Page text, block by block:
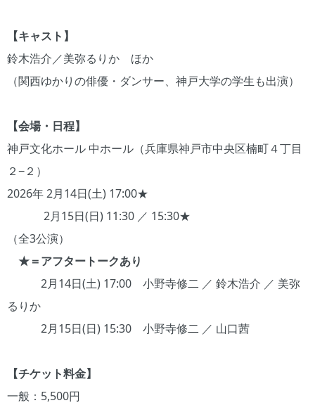
【キャスト】
鈴木浩介／美弥るりか ほか
（関西ゆかりの俳優・ダンサー、神戸大学の学生も出演）
【会場・日程】
神戸文化ホール 中ホール（兵庫県神戸市中央区楠町４丁目
２−２）
2026年 2月14日(土) 17:00★
2月15日(日) 11:30 ／ 15:30★
（全3公演）
★＝アフタートークあり
2月14日(土) 17:00 小野寺修二 ／ 鈴木浩介 ／ 美弥
るりか
2月15日(日) 15:30 小野寺修二 ／ 山口茜
【チケット料金】
一般：5,500円